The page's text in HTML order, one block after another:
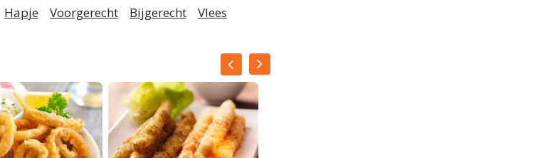
Hapje Voorgerecht Bijgerecht Vlees